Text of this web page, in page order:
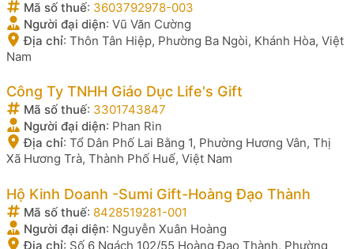
Mã số thuế: 3603792978-003
Người đại diện: Vũ Văn Cường
Địa chỉ: Thôn Tân Hiệp, Phường Ba Ngòi, Khánh Hòa, Việt
Nam
Công Ty TNHH Giáo Dục Life's Gift
Mã số thuế: 3301743847
Người đại diện: Phan Rin
Địa chỉ: Tổ Dân Phố Lai Bằng 1, Phường Hương Vân, Thị
Xã Hương Trà, Thành Phố Huế, Việt Nam
Hộ Kinh Doanh -Sumi Gift-Hoàng Đạo Thành
Mã số thuế: 8428519281-001
Người đại diện: Nguyễn Xuân Hoàng
Địa chỉ: Số 6 Ngách 102/55 Hoàng Đạo Thành, Phường